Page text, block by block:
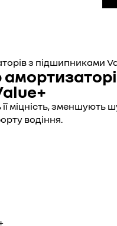
міцність, зменшують
водіння.